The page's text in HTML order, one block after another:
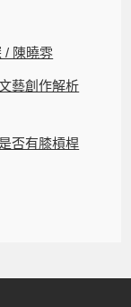
/ 陳曉雰
藝創作解析
否有膝槓桿